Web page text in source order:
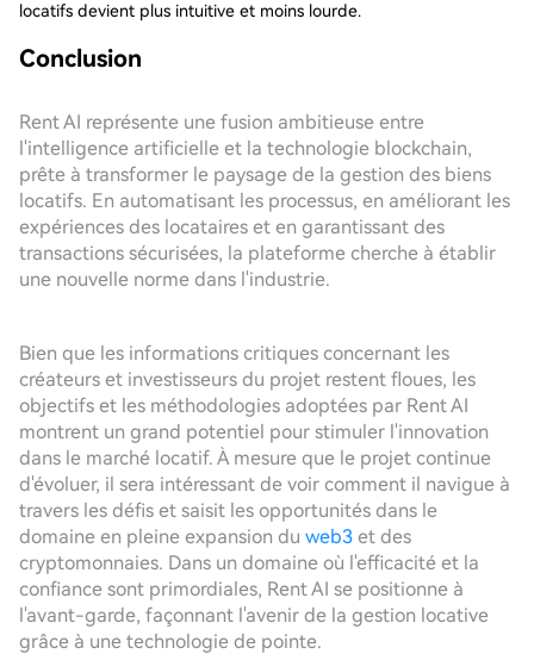
locatifs devient plus intuitive et moins lourde.
Conclusion
Rent AI représente une fusion ambitieuse entre
l'intelligence artificielle et la technologie blockchain,
prête à transformer le paysage de la gestion des biens
locatifs. En automatisant les processus, en améliorant les
expériences des locataires et en garantissant des
transactions sécurisées, la plateforme cherche à établir
une nouvelle norme dans l'industrie.
Bien que les informations critiques concernant les
créateurs et investisseurs du projet restent floues, les
objectifs et les méthodologies adoptées par Rent AI
montrent un grand potentiel pour stimuler l'innovation
dans le marché locatif. À mesure que le projet continue
d'évoluer, il sera intéressant de voir comment il navigue à
travers les défis et saisit les opportunités dans le
domaine en pleine expansion du web3 et des
cryptomonnaies. Dans un domaine où l'efficacité et la
confiance sont primordiales, Rent AI se positionne à
l'avant-garde, façonnant l'avenir de la gestion locative
grâce à une technologie de pointe.